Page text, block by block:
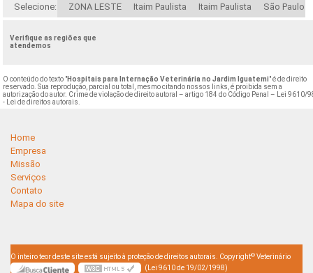
Selecione: ZONA LESTE Itaim Paulista Itaim Paulista São Paulo
Verifique as regiões que
atendemos
O conteúdo do texto "Hospitais para Internação Veterinária no Jardim Iguatemi" é de direito
reservado. Sua reprodução, parcial ou total, mesmo citando nossos links, é proibida sem a
autorização do autor. Crime de violação de direito autoral – artigo 184 do Código Penal –
Lei 9610/
- Lei de direitos autorais
Home
Empresa
Missão
Serviços
Contato
Mapa do site
O inteiro teor deste site está sujeito à proteção de direitos autorais. Copyright© Veterinário
(Lei 9610 de 19/02/1998)